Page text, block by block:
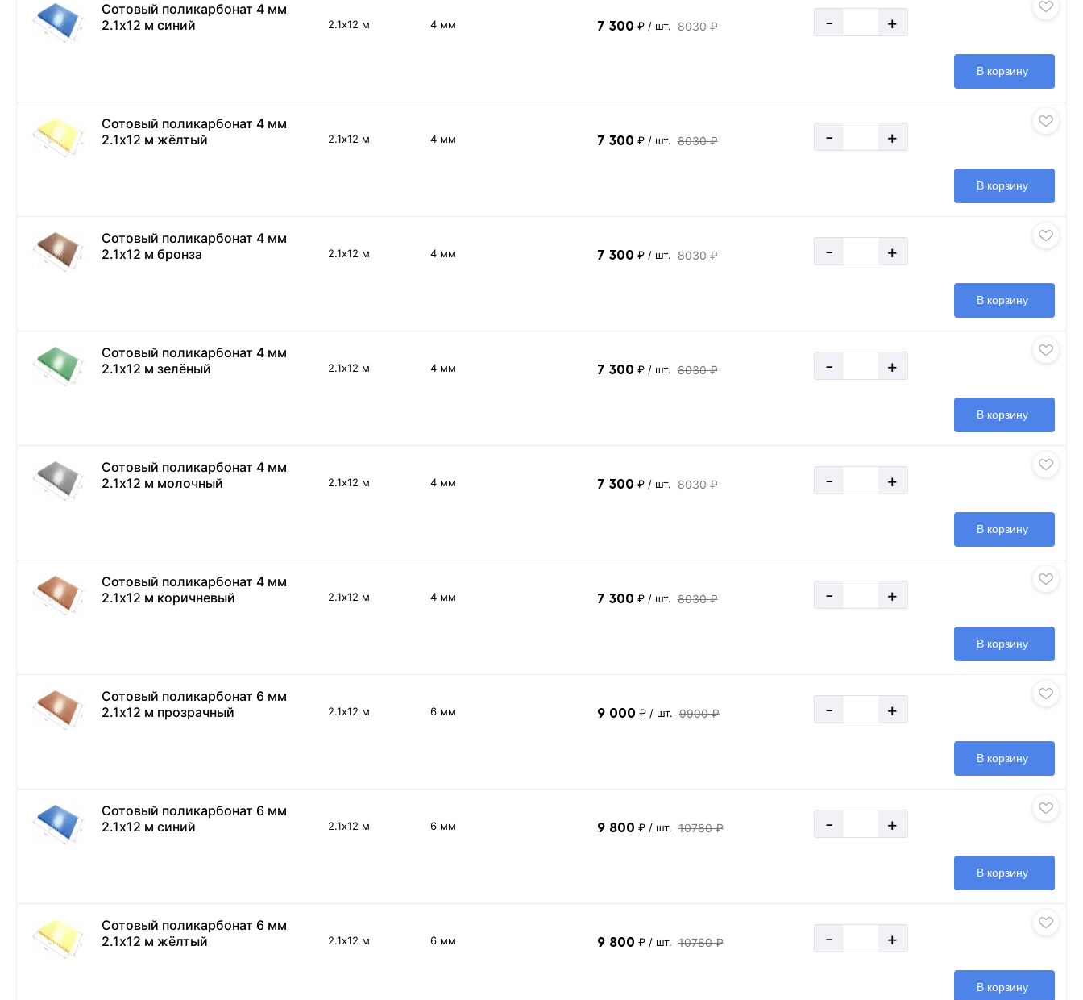
Сотовый поликарбонат 4 мм
2.1х12 м синий
2.1х12 м 4 мм 7 300 ₽ / шт. 8030 ₽ - +
В корзину
Сотовый поликарбонат 4 мм
2.1х12 м жёлтый
2.1х12 м 4 мм 7 300 ₽ / шт. 8030 ₽ - +
В корзину
Сотовый поликарбонат 4 мм
2.1х12 м бронза
2.1х12 м 4 мм 7 300 ₽ / шт. 8030 ₽ - +
В корзину
Сотовый поликарбонат 4 мм
2.1х12 м зелёный
2.1х12 м 4 мм 7 300 ₽ / шт. 8030 ₽ - +
В корзину
Сотовый поликарбонат 4 мм
2.1х12 м молочный
2.1х12 м 4 мм 7 300 ₽ / шт. 8030 ₽ - +
В корзину
Сотовый поликарбонат 4 мм
2.1х12 м коричневый
2.1х12 м 4 мм 7 300 ₽ / шт. 8030 ₽ - +
В корзину
Сотовый поликарбонат 6 мм
2.1х12 м прозрачный
2.1х12 м 6 мм 9 000 ₽ / шт. 9900 ₽ - +
В корзину
Сотовый поликарбонат 6 мм
2.1х12 м синий
2.1х12 м 6 мм 9 800 ₽ / шт. 10780 ₽ - +
В корзину
Сотовый поликарбонат 6 мм
2.1х12 м жёлтый
2.1х12 м 6 мм 9 800 ₽ / шт. 10780 ₽ - +
В корзину